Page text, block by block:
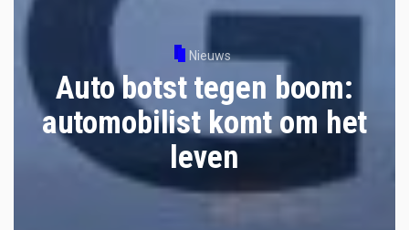
Nieuws
Auto botst tegen boom:
automobilist komt om het
leven